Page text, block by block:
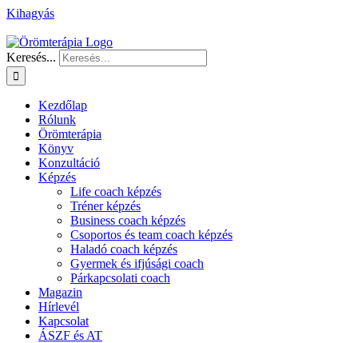
Kihagyás
Keresés...
Kezdőlap
Rólunk
Örömterápia
Könyv
Konzultáció
Képzés
Life coach képzés
Tréner képzés
Business coach képzés
Csoportos és team coach képzés
Haladó coach képzés
Gyermek és ifjúsági coach
Párkapcsolati coach
Magazin
Hírlevél
Kapcsolat
ÁSZF és AT